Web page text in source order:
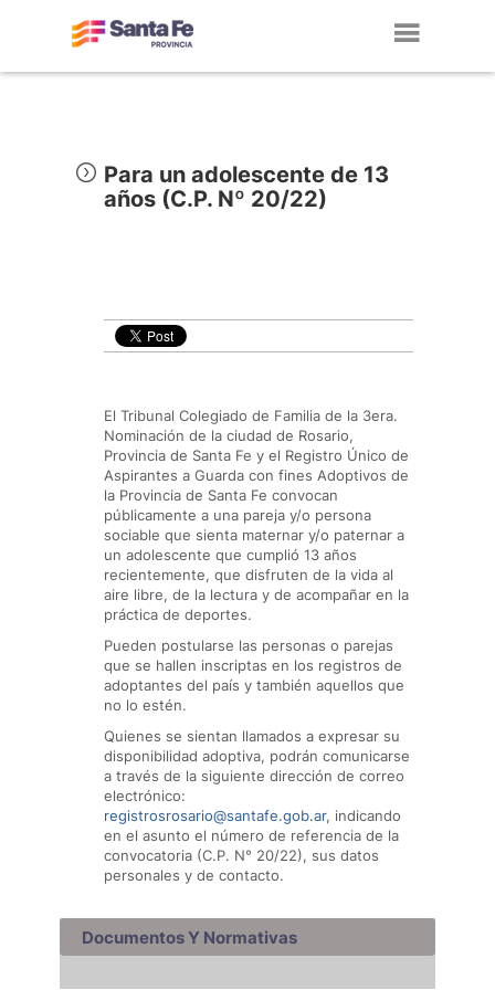
Para un adolescente de 13
años (C.P. Nº 20/22)
El Tribunal Colegiado de Familia de la 3era.
Nominación de la ciudad de Rosario,
Provincia de Santa Fe y el Registro Único de
Aspirantes a Guarda con fines Adoptivos de
la Provincia de Santa Fe convocan
públicamente a una pareja y/o persona
sociable que sienta maternar y/o paternar a
un adolescente que cumplió 13 años
recientemente, que disfruten de la vida al
aire libre, de la lectura y de acompañar en la
práctica de deportes.
Pueden postularse las personas o parejas
que se hallen inscriptas en los registros de
adoptantes del país y también aquellos que
no lo estén.
Quienes se sientan llamados a expresar su
disponibilidad adoptiva, podrán comunicarse
a través de la siguiente dirección de correo
electrónico:
registrosrosario@santafe.gob.ar, indicando
en el asunto el número de referencia de la
convocatoria (C.P. N° 20/22), sus datos
personales y de contacto.
Documentos Y Normativas